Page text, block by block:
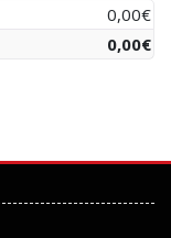
0,00€
0,00€